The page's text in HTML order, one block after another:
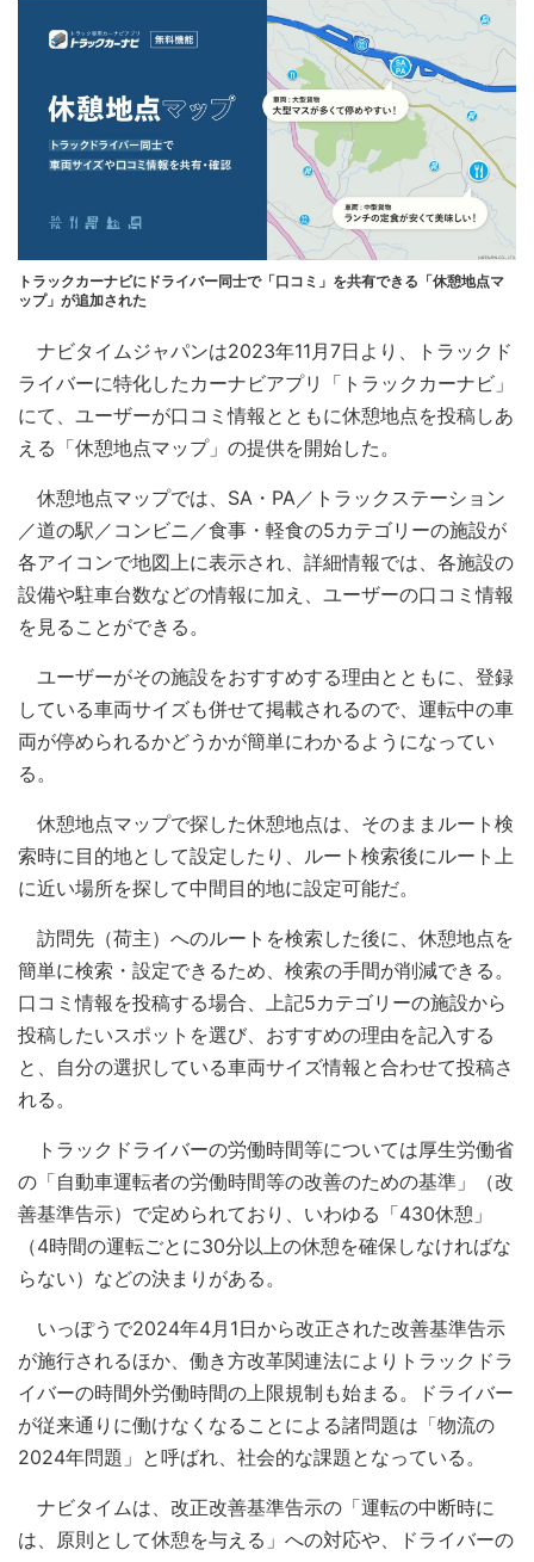
トラックカーナビにドライバー同士で「口コミ」を共有できる「休憩地点マ
ップ」が追加された
ナビタイムジャパンは2023年11月7日より、トラックド
ライバーに特化したカーナビアプリ「トラックカーナビ」
にて、ユーザーが口コミ情報とともに休憩地点を投稿しあ
える「休憩地点マップ」の提供を開始した。
休憩地点マップでは、SA・PA／トラックステーション
／道の駅／コンビニ／食事・軽食の5カテゴリーの施設が
各アイコンで地図上に表示され、詳細情報では、各施設の
設備や駐車台数などの情報に加え、ユーザーの口コミ情報
を見ることができる。
ユーザーがその施設をおすすめする理由とともに、登録
している車両サイズも併せて掲載されるので、運転中の車
両が停められるかどうかが簡単にわかるようになってい
る。
休憩地点マップで探した休憩地点は、そのままルート検
索時に目的地として設定したり、ルート検索後にルート上
に近い場所を探して中間目的地に設定可能だ。
訪問先（荷主）へのルートを検索した後に、休憩地点を
簡単に検索・設定できるため、検索の手間が削減できる。
口コミ情報を投稿する場合、上記5カテゴリーの施設から
投稿したいスポットを選び、おすすめの理由を記入する
と、自分の選択している車両サイズ情報と合わせて投稿さ
れる。
トラックドライバーの労働時間等については厚生労働省
の「自動車運転者の労働時間等の改善のための基準」（改
善基準告示）で定められており、いわゆる「430休憩」
（4時間の運転ごとに30分以上の休憩を確保しなければな
らない）などの決まりがある。
いっぽうで2024年4月1日から改正された改善基準告示
が施行されるほか、働き方改革関連法によりトラックドラ
イバーの時間外労働時間の上限規制も始まる。ドライバー
が従来通りに働けなくなることによる諸問題は「物流の
2024年問題」と呼ばれ、社会的な課題となっている。
ナビタイムは、改正改善基準告示の「運転の中断時に
は、原則として休憩を与える」への対応や、ドライバーの